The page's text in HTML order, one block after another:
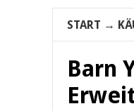
START →
Barn